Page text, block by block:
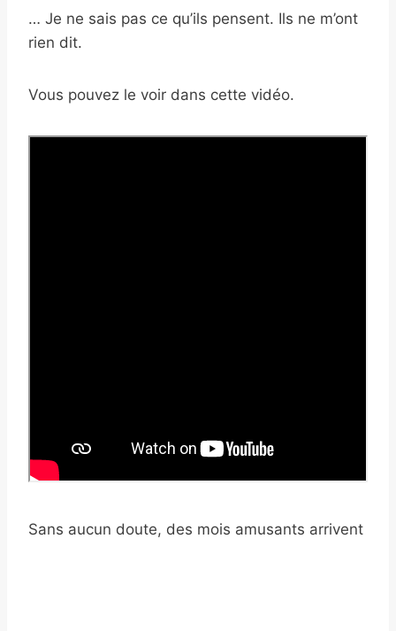
… Je ne sais pas ce qu’ils pensent. Ils ne m’ont
rien dit.
Vous pouvez le voir dans cette vidéo.
Sans aucun doute, des mois amusants arrivent